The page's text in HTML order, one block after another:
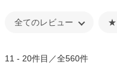
11 - 20件目／全560件